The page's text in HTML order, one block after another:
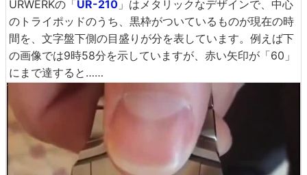
円を3つ組み合わせたような図形と正方形の歯車が絶妙に
かみ合うのがMaurice Lacroixの「
MASTERPIECE SQUA
RE WHEEL
」。モデルによって異なりますが、
の価格は大体5500～7900ドル
(約70万～100万円)程度で